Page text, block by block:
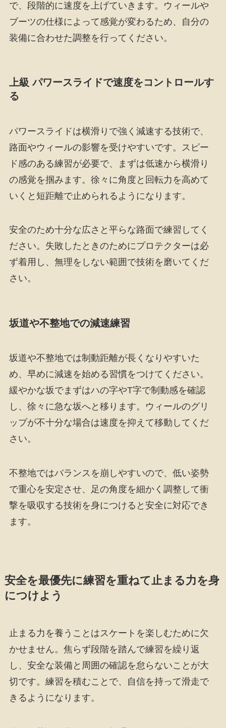
で、段階的に速度を上げていきます。ウィールや
ブーツの仕様によって感覚が変わるため、自分の
装備に合わせた調整を行ってください。
上級 パワースライドで速度をコントロールす
る
パワースライドは横滑りで強く減速する技術で、
路面やウィールの影響を受けやすいです。スピー
ド感のある練習が必要で、まずは低速から横滑り
の感覚を掴みます。徐々に角度と回転力を高めて
いくと短距離で止められるようになります。
安全のため十分な広さと平らな路面で練習してく
ださい。失敗したときのためにプロテクターは必
ず着用し、無理をしない範囲で技術を磨いてくだ
さい。
坂道や不整地での減速練習
坂道や不整地では制動距離が長くなりやすいた
め、早めに減速を始める習慣をつけてください。
緩やかな坂でまずはハの字やT字で制動感を確認
し、徐々に急な坂へと移ります。ウィールのグリ
ップが不十分な場合は速度を抑えて移動してくだ
さい。
不整地ではバランスを崩しやすいので、低い姿勢
で重心を安定させ、足の角度を細かく調整して衝
撃を吸収する技術を身につけると安全に対応でき
ます。
安全を最優先に練習を重ねて止まる力を身
につけよう
止まる力を養うことはスケートを楽しむために欠
かせません。焦らず段階を踏んで練習を繰り返
し、安全な装備と周囲の確認を怠らないことが大
切です。練習を積むことで、自信を持って滑走で
きるようになります。